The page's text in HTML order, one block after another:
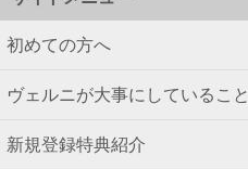
初めての方へ
ヴェルニが大事にしていること
新規登録特典紹介